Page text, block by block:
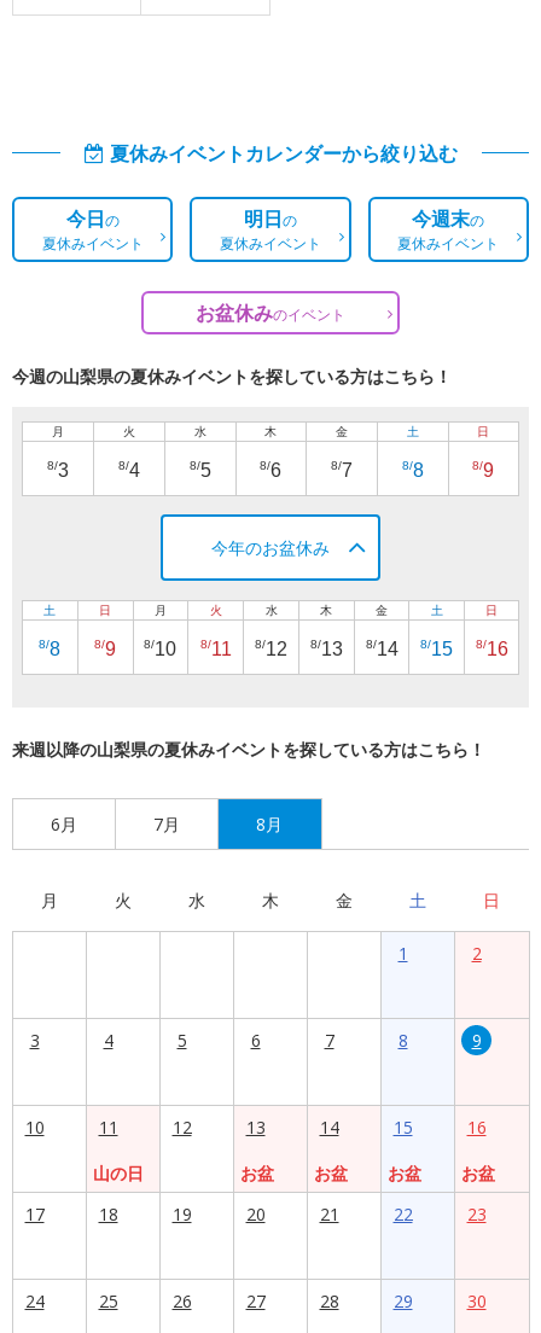
夏休みイベントカレンダーから絞り込む
今日の
夏休みイベント
明日の
夏休みイベント
今週末の
夏休みイベント
お盆休みのイベント
今週の山梨県の夏休みイベントを探している方はこちら！
月
8/3
火
8/4
水
8/5
木
8/6
金
8/7
土
8/8
日
8/9
今年のお盆休み
土
8/8
日
8/9
月
8/10
火
8/11
水
8/12
木
8/13
金
8/14
土
8/15
日
8/16
来週以降の山梨県の夏休みイベントを探している方はこちら！
6月 7月 8月
月 火 水 木 金 土 日
1 2
3 4 5 6 7 8 9
10
11
山の日
12
13
お盆
14
お盆
15
お盆
16
お盆
17
18 19 20 21 22 23
24 25 26 27 28 29 30